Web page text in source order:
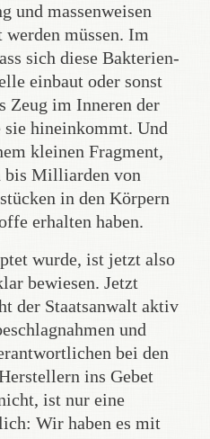
und massenweisen
müssen. Im
sich diese Bakterien-
einbaut oder sonst
Zeug im Inneren der
hineinkommt. Und
kleinen Fragment,
bis Milliarden von
in den Körpern
erhalten haben.
wurde, ist jetzt also
bewiesen. Jetzt
der Staatsanwalt aktiv
und
bei den
ins Gebet
ist nur eine
Wir haben es mit